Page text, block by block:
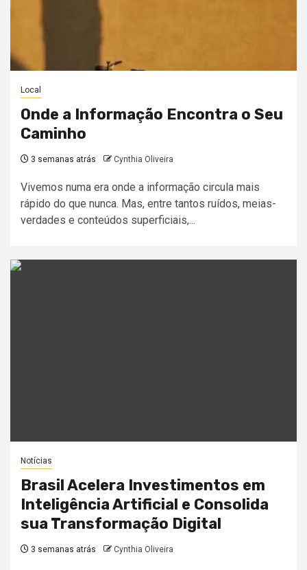
Local
Onde a Informação Encontra o Seu
Caminho
3 semanas atrás Cynthia Oliveira
Vivemos numa era onde a informação circula mais
rápido do que nunca. Mas, entre tantos ruídos, meias-
verdades e conteúdos superficiais,...
Notícias
Brasil Acelera Investimentos em
Inteligência Artificial e Consolida
sua Transformação Digital
3 semanas atrás Cynthia Oliveira